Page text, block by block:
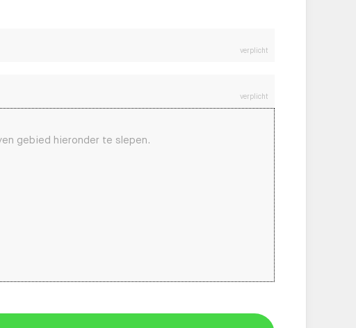
verplicht
verplicht
gebied hieronder te slepen.